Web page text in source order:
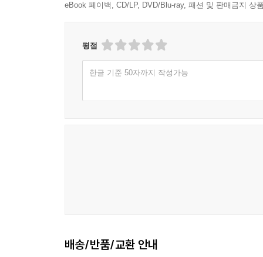
eBook 페이백, CD/LP, DVD/Blu-ray, 패션 및 판매금지 상
평점
한글 기준 50자까지 작성가능
배송/반품/교환 안내